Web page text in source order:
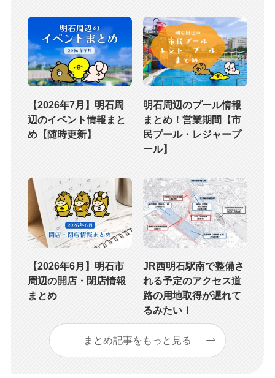
【2026年7月】明石周
辺のイベント情報まと
め【随時更新】
明石周辺のプール情報
まとめ！営業期間【市
民プール・レジャープ
ール】
【2026年6月】明石市
周辺の開店・閉店情報
まとめ
JR西明石駅南で整備さ
れる予定のアクセス道
路の用地取得が遅れて
るみたい！
まとめ記事をもっと見る